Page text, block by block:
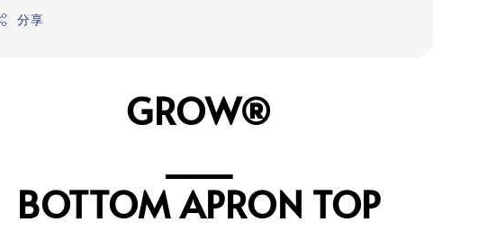
分享
GROW®
BOTTOM APRON TOP